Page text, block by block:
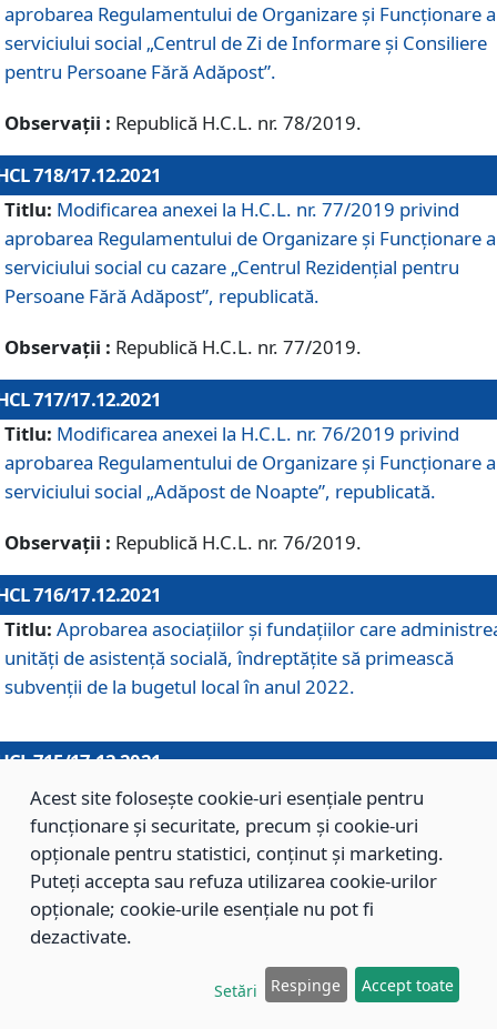
aprobarea Regulamentului de Organizare și Funcționare
serviciului social „Centrul de Zi de Informare şi Consiliere
pentru Persoane Fără Adăpost”.
Observații : Republică H.C.L. nr. 78/2019.
718/17.12.2021
Titlu: Modificarea anexei la H.C.L. nr. 77/2019 privind
aprobarea Regulamentului de Organizare și Funcționare
serviciului social cu cazare „Centrul Rezidențial pentru
Persoane Fără Adăpost”, republicată.
Observații : Republică H.C.L. nr. 77/2019.
717/17.12.2021
Titlu: Modificarea anexei la H.C.L. nr. 76/2019 privind
aprobarea Regulamentului de Organizare şi Funcționare
serviciului social „Adăpost de Noapte”, republicată.
Observații : Republică H.C.L. nr. 76/2019.
716/17.12.2021
Titlu: Aprobarea asociaţiilor şi fundaţiilor care
unităţi de asistenţă socială, îndreptăţite să primească
subvenţii de la bugetul local în anul 2022.
715/17.12.2021
Titlu: Aprobarea Planului de acţiuni sau lucrări de interes
local pentru anul 2022.
714/17.12.2021
Titlu: Modificarea Anexei la H.C.L. nr. 709/2020 privind
aprobarea Regulamentului de Organizare şi Funcţionare
Direcţiei de Asistenţă Socială Braşov.
Acest site folosește cookie-uri esențiale pentru
funcționare și securitate, precum și cookie-uri
opționale pentru statistici, conținut și marketing.
Puteți accepta sau refuza utilizarea cookie-urilor
opționale; cookie-urile esențiale nu pot fi
dezactivate.
Setări Respinge Accept toate